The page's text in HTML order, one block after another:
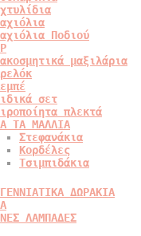
Ποδιού
μαξιλάρια
σετ
πλεκτά
ΤΑ ΜΑΛΛΙΑ
Στεφανάκια
Κορδέλες
Τσιμπιδάκια
ΔΩΡΑΚΙΑ
ΛΑΜΠΑΔΕΣ